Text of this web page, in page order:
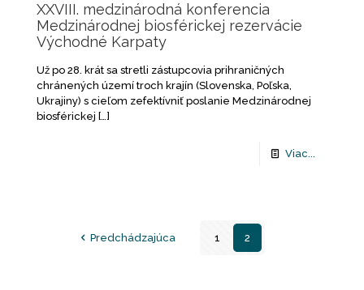
XXVIII. medzinárodná konferencia
Medzinárodnej biosférickej rezervácie
Východné Karpaty
Už po 28. krát sa stretli zástupcovia prihraničných
chránených území troch krajín (Slovenska, Poľska,
Ukrajiny) s cieľom zefektívniť poslanie Medzinárodnej
biosférickej […]
Viac...
Predchádzajúca 1 2